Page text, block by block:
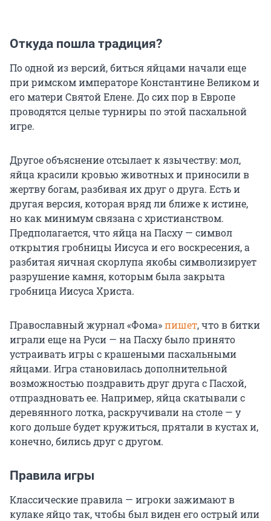
Откуда пошла традиция?
По одной из версий, биться яйцами начали еще
при римском императоре Константине Великом и
его матери Святой Елене. До сих пор в Европе
проводятся целые турниры по этой пасхальной
игре.
Другое объяснение отсылает к язычеству: мол,
яйца красили кровью животных и приносили в
жертву богам, разбивая их друг о друга. Есть и
другая версия, которая вряд ли ближе к истине,
но как минимум связана с христианством.
Предполагается, что яйца на Пасху — символ
открытия гробницы Иисуса и его воскресения, а
разбитая яичная скорлупа якобы символизирует
разрушение камня, которым была закрыта
гробница Иисуса Христа.
Православный журнал «Фома»пишет, что в битки
играли еще на Руси — на Пасху было принято
устраивать игры с крашеными пасхальными
яйцами. Игра становилась дополнительной
возможностью поздравить друг друга с Пасхой,
отпраздновать ее. Например, яйца скатывали с
деревянного лотка, раскручивали на столе — у
кого дольше будет кружиться, прятали в кустах и,
конечно, бились друг с другом.
Правила игры
Классические правила — игроки зажимают в
кулаке яйцо так, чтобы был виден его острый или